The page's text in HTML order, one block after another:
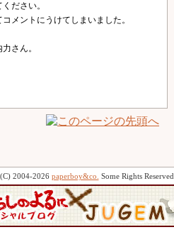
ださい。
メントにうけてしまいました。
さん。
2004-2026 paperboy&co. Some Rights Reserved.